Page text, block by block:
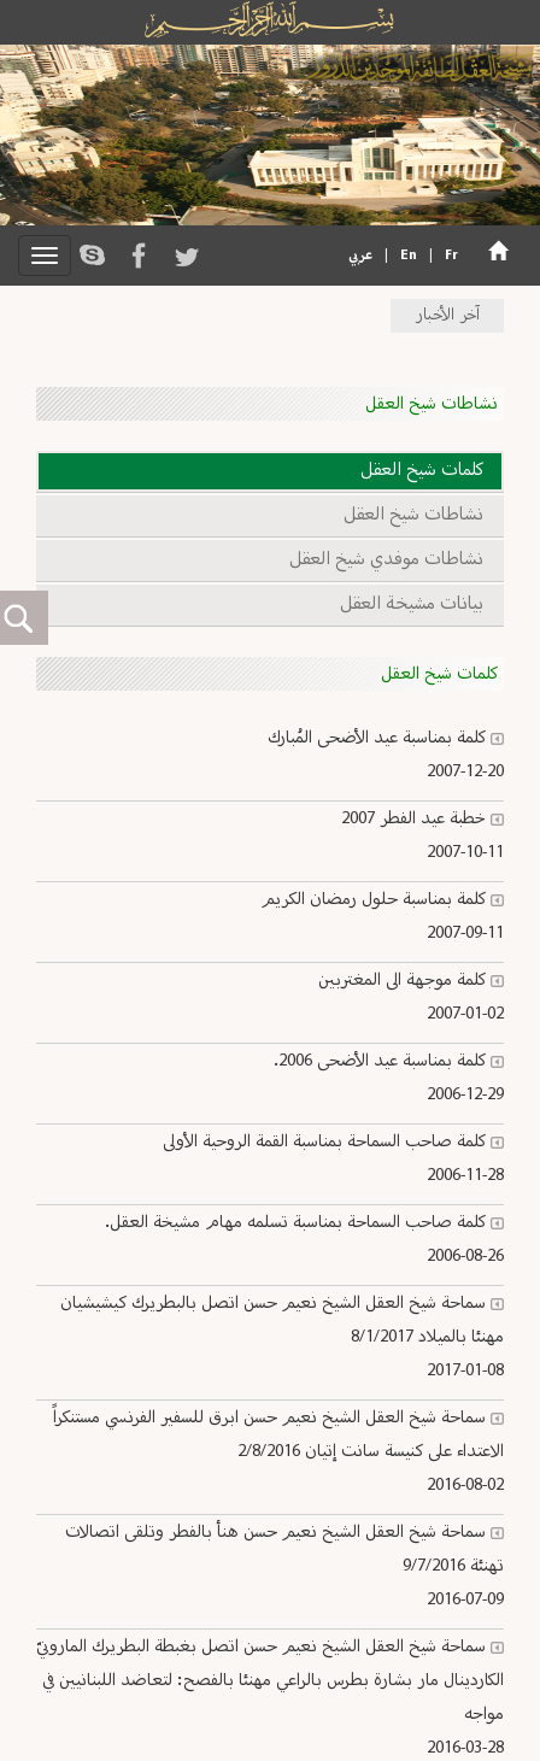
En Fr عربي
آخر الأخبار
نشاطات شيخ العقل
كلمات شيخ العقل
نشاطات شيخ العقل
نشاطات موفدي شيخ العقل
بيانات مشيخة العقل
كلمات شيخ العقل
كلمة بمناسبة عيد الأضحى المُبارك
2007-12-20
خطبة عيد الفطر 2007
2007-10-11
كلمة بمناسبة حلول رمضان الكريم
2007-09-11
كلمة موجهة الى المغتربين
2007-01-02
كلمة بمناسبة عيد الأضحى 2006.
2006-12-29
كلمة صاحب السماحة بمناسبة القمة الروحية الأولى
2006-11-28
كلمة صاحب السماحة بمناسبة تسلمه مهام مشيخة العقل.
2006-08-26
سماحة شيخ العقل الشيخ نعيم حسن اتصل بالبطريرك كيشيشيان
مهنئا بالميلاد 8/1/2017
2017-01-08
سماحة شيخ العقل الشيخ نعيم حسن ابرق للسفير الفرنسي مستنكراً
الاعتداء على كنيسة سانت إتيان 2/8/2016
2016-08-02
سماحة شيخ العقل الشيخ نعيم حسن هنأ بالفطر وتلقى اتصالات
تهنئة 9/7/2016
2016-07-09
سماحة شيخ العقل الشيخ نعيم حسن اتصل بغبطة البطريرك المارونيّ
الكاردينال مار بشارة بطرس بالراعي مهنئا بالفصح: لتعاضد اللبنانيين في
مواجه
2016-03-28